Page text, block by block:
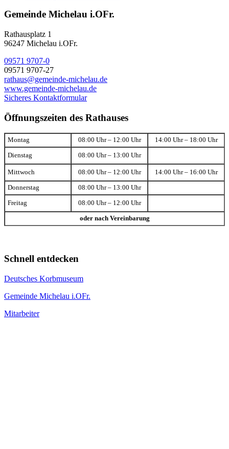
Gemeinde Michelau i.OFr.
Rathausplatz 1
96247 Michelau i.OFr.
09571 9707-0
09571 9707-27
rathaus@gemeinde-michelau.de
www.gemeinde-michelau.de
Sicheres Kontaktformular
Öffnungszeiten des Rathauses
Montag 08:00 Uhr – 12:00 Uhr 14:00 Uhr – 18:00 Uhr
Dienstag 08:00 Uhr – 13:00 Uhr
Mittwoch 08:00 Uhr – 12:00 Uhr 14:00 Uhr – 16:00 Uhr
Donnerstag 08:00 Uhr – 13:00 Uhr
Freitag 08:00 Uhr – 12:00 Uhr
oder nach Vereinbarung
Schnell entdecken
Deutsches Korbmuseum
Gemeinde Michelau i.OFr.
Mitarbeiter